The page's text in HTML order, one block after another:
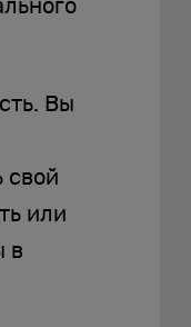
Вы
свой
или
в